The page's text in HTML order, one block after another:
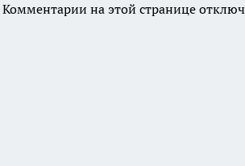
Комментарии на этой странице